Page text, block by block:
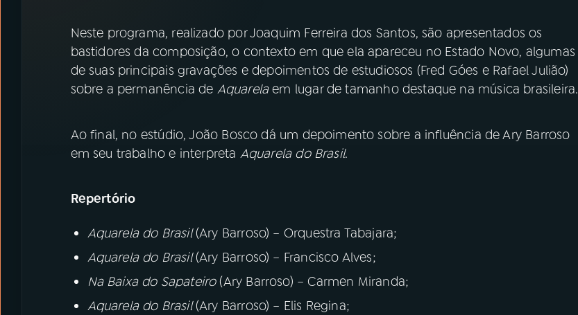
ACOMPANHE A RÁDIO MEC
Instagram X
Neste programa, realizado por Joaquim Ferreira dos Santos, são apresentados os
bastidores da composição, o contexto em que ela apareceu no Estado Novo, algumas
de suas principais gravações e depoimentos de estudiosos (Fred Góes e Rafael Julião)
sobre a permanência de Aquarelaem lugar de tamanho destaque na música brasileira.
Ao final, no estúdio, João Bosco dá um depoimento sobre a influência de Ary Barroso
em seu trabalho e interpreta Aquarela do Brasil.
Repertório
Aquarela do Brasil(Ary Barroso) – Orquestra Tabajara;
Aquarela do Brasil(Ary Barroso) – Francisco Alves;
Na Baixa do Sapateiro(Ary Barroso) – Carmen Miranda;
Aquarela do Brasil(Ary Barroso) – Elis Regina;